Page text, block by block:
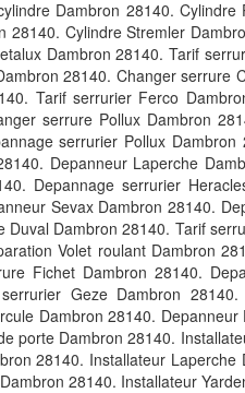
Dambron 28140.
Cylindre Stremler
Dambron 28140. Tarif
28140. Changer
Tarif serrurier Ferco
serrure Pollux Dambron
serrurier Pollux
Depanneur Laperche
Depannage serrurier
Sevax Dambron 28140.
Dambron 28140. Tarif
Volet roulant Dambron
Fichet Dambron 28140.
Geze Dambron
Dambron 28140.
porte Dambron 28140.
28140. Installateur
28140. Installateur